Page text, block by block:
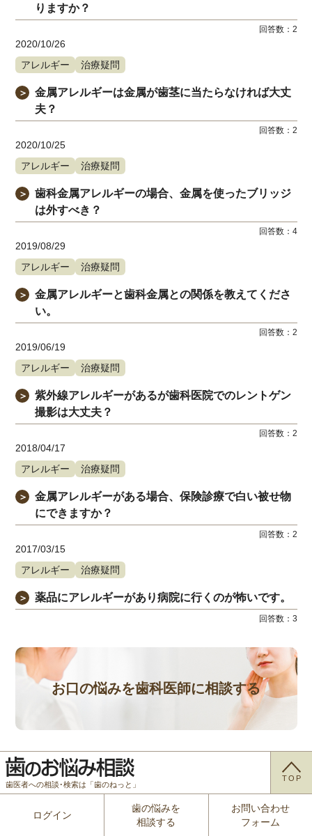
りますか？
回答数： 2
2020/10/26
アレルギー
治療疑問
＞
金属アレルギーは金属が歯茎に当たらなければ大丈
夫？
回答数： 2
2020/10/25
アレルギー
治療疑問
＞
歯科金属アレルギーの場合、金属を使ったブリッジ
は外すべき？
回答数： 4
2019/08/29
アレルギー
治療疑問
＞
金属アレルギーと歯科金属との関係を教えてくださ
い。
回答数： 2
2019/06/19
アレルギー
治療疑問
＞
紫外線アレルギーがあるが歯科医院でのレントゲン
撮影は大丈夫？
回答数： 2
2018/04/17
アレルギー
治療疑問
＞
金属アレルギーがある場合、保険診療で白い被せ物
にできますか？
回答数： 2
2017/03/15
アレルギー
治療疑問
＞ 薬品にアレルギーがあり病院に行くのが怖いです。
回答数： 3
お口の悩みを歯科医師に相談する
歯医者への相談･検索は「歯のねっと」
TOP
ログイン
歯の悩みを
相談する
お問い合わせ
フォーム